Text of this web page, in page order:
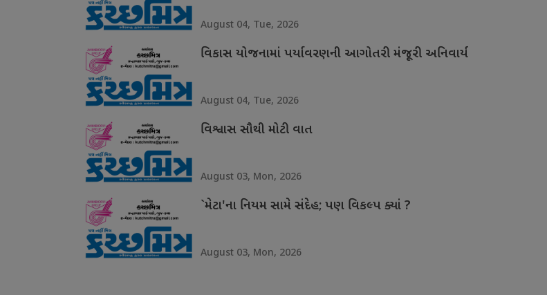
August 04, Tue, 2026
વિકાસ યોજનામાં પર્યાવરણની આગોતરી મંજૂરી અનિવાર્ય
August 04, Tue, 2026
વિશ્વાસ સૌથી મોટી વાત
August 03, Mon, 2026
`મેટા'ના નિયમ સામે સંદેહ; પણ વિકલ્પ ક્યાં ?
August 03, Mon, 2026